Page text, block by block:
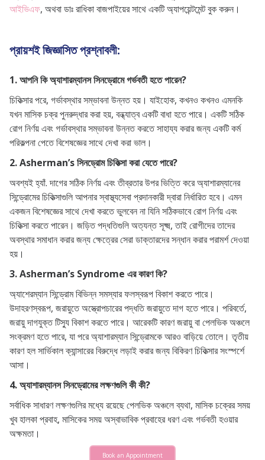
আইভিএফ, অথবা ডাঃ রাধিকা বাজপাইয়ের সাথে একটি অ্যাপয়েন্টমেন্ট বুক করুন।
প্রায়শই জিজ্ঞাসিত প্রশ্নাবলী:
1. আপনি কি অ্যাশারম্যানস সিনড্রোমে গর্ভবতী হতে পারেন?
চিকিত্সার পরে, গর্ভাবস্থার সম্ভাবনা উন্নত হয়। যাইহোক, কখনও কখনও এমনকি
যখন মাসিক চক্র পুনরুদ্ধার করা হয়, বন্ধ্যাত্ব একটি বাধা হতে পারে। একটি সঠিক
রোগ নির্ণয় এবং গর্ভাবস্থার সম্ভাবনা উন্নত করতে সাহায্য করার জন্য একটি কর্ম
পরিকল্পনা পেতে বিশেষজ্ঞের সাথে দেখা করা ভাল।
2. Asherman’s সিনড্রোম চিকিত্সা করা যেতে পারে?
অবশ্যই হ্যাঁ. দাগের সঠিক নির্ণয় এবং তীব্রতার উপর ভিত্তি করে অ্যাশারম্যানের
সিন্ড্রোমের চিকিত্সাগুলি আপনার স্বাস্থ্যসেবা প্রদানকারী দ্বারা নির্ধারিত হবে। এমন
একজন বিশেষজ্ঞের সাথে দেখা করতে ভুলবেন না যিনি সঠিকভাবে রোগ নির্ণয় এবং
চিকিত্সা করতে পারেন। জড়িত পদ্ধতিগুলি অত্যন্ত সূক্ষ্ম, তাই রোগীদের তাদের
অবস্থার সমাধান করার জন্য ক্ষেত্রের সেরা ডাক্তারদের সন্ধান করার পরামর্শ দেওয়া
হয়।
3. Asherman’s Syndrome এর কারণ কি?
অ্যাশেরম্যান সিন্ড্রোম বিভিন্ন সমস্যার ফলস্বরূপ বিকাশ করতে পারে।
উদাহরণস্বরূপ, জরায়ুতে অস্ত্রোপচারের পদ্ধতি জরায়ুতে দাগ হতে পারে। পরিবর্তে,
জরায়ু দাগযুক্ত টিস্যু বিকাশ করতে পারে। আরেকটি কারণ জরায়ু বা পেলভিক অঞ্চলে
সংক্রমণ হতে পারে, যা পরে অ্যাশারম্যান সিন্ড্রোমকে আরও বাড়িয়ে তোলে। তৃতীয়
কারণ হল সার্ভিকাল ক্যান্সারের বিরুদ্ধে লড়াই করার জন্য বিকিরণ চিকিত্সার সংস্পর্শে
আসা।
4. অ্যাশারম্যানস সিনড্রোমের লক্ষণগুলি কী কী?
সর্বাধিক সাধারণ লক্ষণগুলির মধ্যে রয়েছে পেলভিক অঞ্চলে ব্যথা, মাসিক চক্রের সময়
খুব হালকা প্রবাহ, মাসিকের সময় অস্বাভাবিক প্রবাহের ধরণ এবং গর্ভবতী হওয়ার
অক্ষমতা।
Book an Appointment